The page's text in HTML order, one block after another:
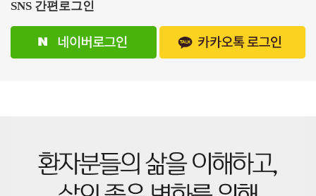
SNS 간편로그인